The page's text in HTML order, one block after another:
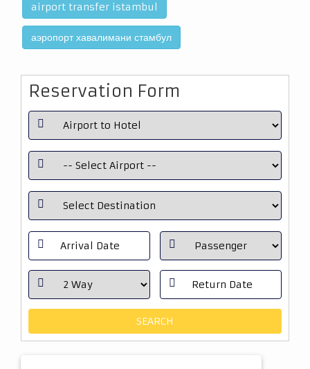
airport transfer istambul
аэропорт хавалимани стамбул
Reservation Form